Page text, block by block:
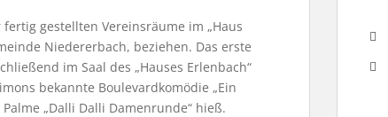
gestellten Vereinsräume im „Haus
Niedererbach, beziehen. Das erste
im Saal des „Hauses Erlenbach“
bekannte Boulevardkomödie „Ein
„Dalli Dalli Damenrunde“ hieß.